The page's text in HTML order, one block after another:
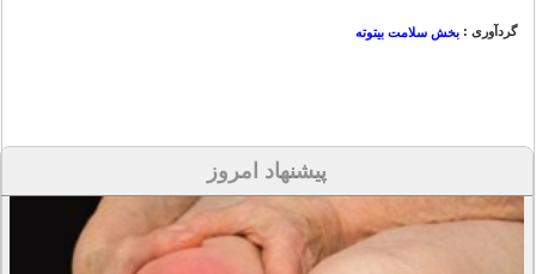
گردآوری : بخش سلامت بیتوته
پیشنهاد امروز